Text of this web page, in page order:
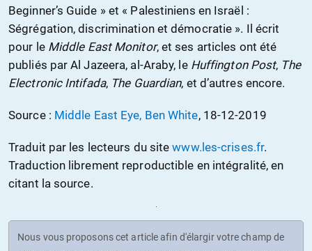
Beginner’s Guide » et « Palestiniens en Israël :
Ségrégation, discrimination et démocratie ». Il écrit
pour le Middle East Monitor, et ses articles ont été
publiés par Al Jazeera, al-Araby, le Huffington Post, The
Electronic Intifada, The Guardian, et d’autres encore.
Source : Middle East Eye, Ben White, 18-12-2019
Traduit par les lecteurs du sitewww.les-crises.fr.
Traduction librement reproductible en intégralité, en
citant la source.
Nous vous proposons cet article afin d'élargir votre champ de